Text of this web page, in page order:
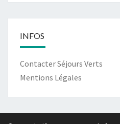
INFOS
Contacter Séjours Verts
Mentions Légales